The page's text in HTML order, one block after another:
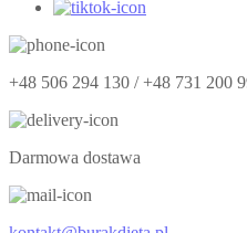
+48 506 294 130 / +48 731 200
Darmowa dostawa